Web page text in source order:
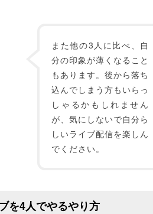
また他の3人に比べ、自
分の印象が薄くなること
もあります。後から落ち
込んでしまう方もいらっ
しゃるかもしれません
が、気にしないで自分ら
しいライブ配信を楽しん
でください。
を4人でやるやり方